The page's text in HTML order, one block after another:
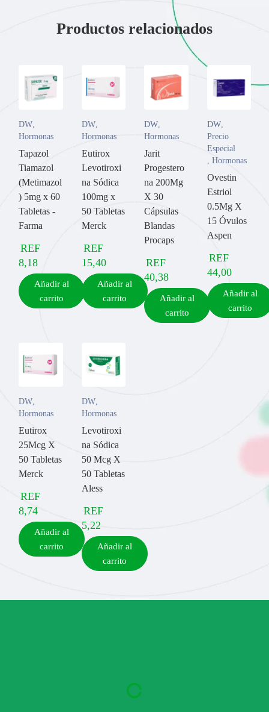
Productos relacionados
DW
Hormonas
Tapazol
Tiamazol
(Metimazol
) 5mg x 60
Tabletas -
Farma
REF
8,18
Añadir al
carrito
DW,
Hormonas
Eutirox
Levotiroxi
na Sódica
100mg x
50 Tabletas
Merck
REF
15,40
Añadir al
carrito
DW
Hormonas
Jarit
Progestero
na 200Mg
X 30
Cápsulas
Blandas
Procaps
REF
40,38
Añadir al
carrito
DW,
Precio
Especial
Hormonas
Ovestin
Estriol
0.5Mg X
15 Óvulos
Aspen
REF
44,00
Añadir al
carrito
DW,
Hormonas
Eutirox
25Mcg X
50 Tabletas
Merck
REF
8,74
Añadir al
carrito
DW,
Hormonas
Levotiroxi
na Sódica
50 Mcg X
50 Tabletas
Aless
REF
5,22
Añadir al
carrito